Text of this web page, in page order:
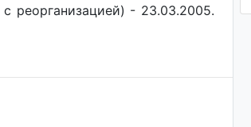
реорганизацией) - 23.03.2005.